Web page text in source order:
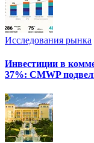
Исследования рынка
Инвестиции в
37%: CMWP